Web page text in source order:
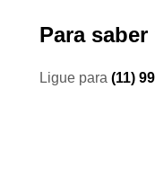
Para
Ligue para (11)